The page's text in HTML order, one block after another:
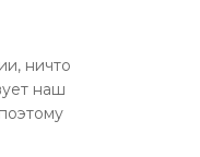
ничто
наш